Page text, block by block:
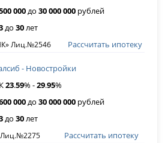
000до30 000 000 рублей
до30лет
Лиц.№2546 Рассчитать ипотеку
- Новостройки
23.59% -29.95%
000до30 000 000 рублей
до30лет
Рассчитать ипотеку